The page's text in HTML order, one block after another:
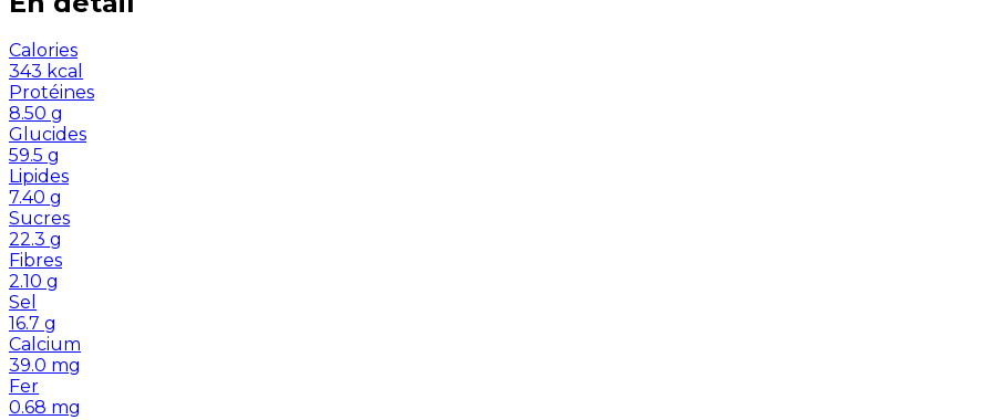
Calories
343 kcal
Protéines
8.50 g
Glucides
59.5 g
Lipides
7.40 g
Sucres
22.3 g
Fibres
2.10 g
Sel
16.7 g
Calcium
39.0 mg
Fer
0.68 mg